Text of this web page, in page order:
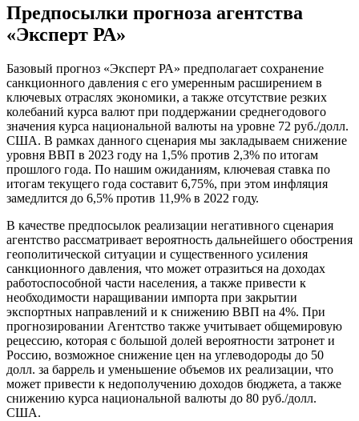
Предпосылки прогноза агентства
«Эксперт РА»
Базовый прогноз «Эксперт РА» предполагает сохранение
санкционного давления с его умеренным расширением в
ключевых отраслях экономики, а также отсутствие резких
колебаний курса валют при поддержании среднегодового
значения курса национальной валюты на уровне 72 руб./долл.
США. В рамках данного сценария мы закладываем снижение
уровня ВВП в 2023 году на 1,5% против 2,3% по итогам
прошлого года. По нашим ожиданиям, ключевая ставка по
итогам текущего года составит 6,75%, при этом инфляция
замедлится до 6,5% против 11,9% в 2022 году.
В качестве предпосылок реализации негативного сценария
агентство рассматривает вероятность дальнейшего обострения
геополитической ситуации и существенного усиления
санкционного давления, что может отразиться на доходах
работоспособной части населения, а также привести к
необходимости наращивании импорта при закрытии
экспортных направлений и к снижению ВВП на 4%. При
прогнозировании Агентство также учитывает общемировую
рецессию, которая с большой долей вероятности затронет и
Россию, возможное снижение цен на углеводороды до 50
долл. за баррель и уменьшение объемов их реализации, что
может привести к недополучению доходов бюджета, а также
снижению курса национальной валюты до 80 руб./долл.
США.